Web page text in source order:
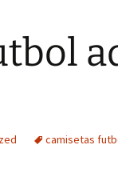
camisetas